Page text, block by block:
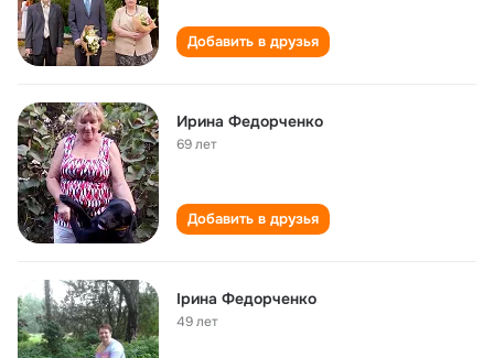
Добавить в друзья
Ирина Федорченко
69 лет
Добавить в друзья
Ірина Федорченко
49 лет